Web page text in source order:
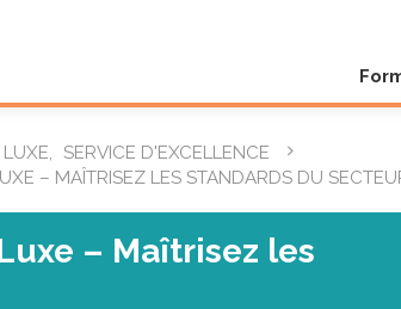
, SERVICE D'EXCELLENCE
– MAÎTRISEZ LES STANDARDS DU
– Maîtrisez les